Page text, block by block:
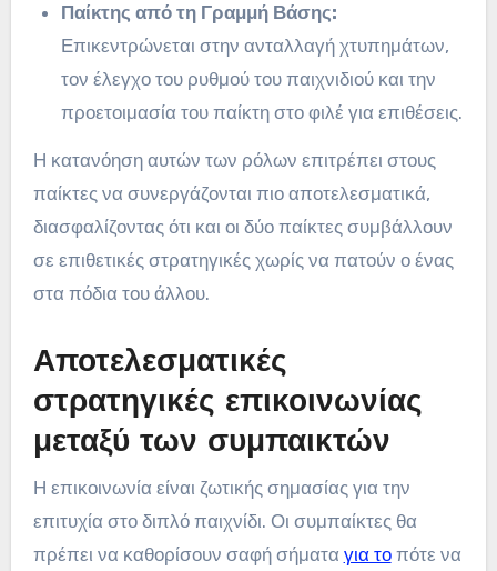
Παίκτης από τη Γραμμή Βάσης:
Επικεντρώνεται στην ανταλλαγή χτυπημάτων,
τον έλεγχο του ρυθμού του παιχνιδιού και την
προετοιμασία του παίκτη στο φιλέ για επιθέσεις.
Η κατανόηση αυτών των ρόλων επιτρέπει στους
παίκτες να συνεργάζονται πιο αποτελεσματικά,
διασφαλίζοντας ότι και οι δύο παίκτες συμβάλλουν
σε επιθετικές στρατηγικές χωρίς να πατούν ο ένας
στα πόδια του άλλου.
Αποτελεσματικές
στρατηγικές επικοινωνίας
μεταξύ των συμπαικτών
Η επικοινωνία είναι ζωτικής σημασίας για την
επιτυχία στο διπλό παιχνίδι. Οι συμπαίκτες θα
πρέπει να καθορίσουν σαφή σήματα για τοπότε να